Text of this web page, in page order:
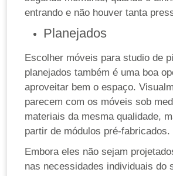
entrando e não houver tanta
Planejados
Escolher móveis para studio de
planejados também é uma boa
aproveitar bem o espaço.
parecem com os móveis sob
materiais da mesma qualidade,
partir de módulos pré-fabricados.
Embora eles não sejam
nas necessidades individuais do